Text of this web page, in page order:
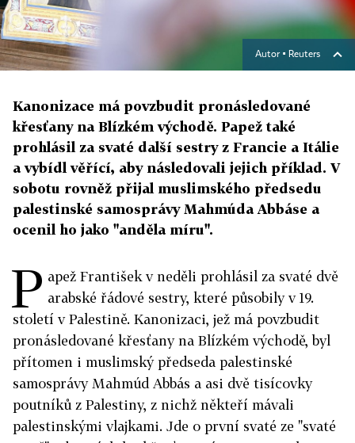
Autor ▪ Reuters
Kanonizace má povzbudit pronásledované
křesťany na Blízkém východě. Papež také
prohlásil za svaté další sestry z Francie a Itálie
a vybídl věřící, aby následovali jejich příklad. V
sobotu rovněž přijal muslimského předsedu
palestinské samosprávy Mahmúda Abbáse a
ocenil ho jako "anděla míru".
P apež František v neděli prohlásil za svaté dvě
arabské řádové sestry, které působily v 19.
století v Palestině. Kanonizaci, jež má povzbudit
pronásledované křesťany na Blízkém východě, byl
přítomen i muslimský předseda palestinské
samosprávy Mahmúd Abbás a asi dvě tisícovky
poutníků z Palestiny, z nichž někteří mávali
palestinskými vlajkami. Jde o první svaté ze "svaté